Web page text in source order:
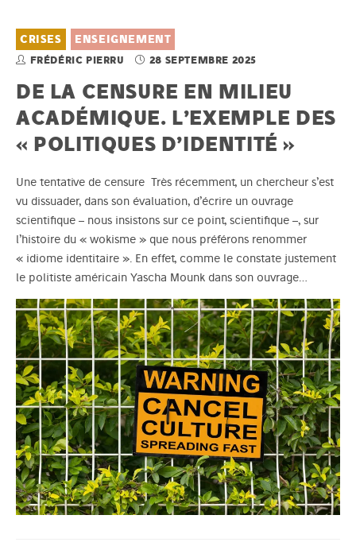
CRISES ENSEIGNEMENT
FRÉDÉRIC PIERRU 28 SEPTEMBRE 2025
DE LA CENSURE EN MILIEU
ACADÉMIQUE. L’EXEMPLE DES
« POLITIQUES D’IDENTITÉ »
Une tentative de censure Très récemment, un chercheur s’est
vu dissuader, dans son évaluation, d’écrire un ouvrage
scientifique – nous insistons sur ce point, scientifique –, sur
l’histoire du « wokisme » que nous préférons renommer
« idiome identitaire ». En effet, comme le constate justement
le politiste américain Yascha Mounk dans son ouvrage…